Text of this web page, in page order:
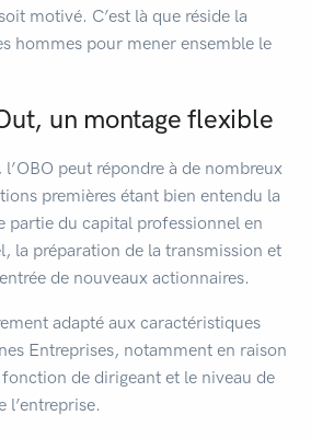
motivé. C’est là que réside la
hommes pour mener ensemble le
un montage flexible
peut répondre à de nombreux
premières étant bien entendu la
partie du capital professionnel en
la préparation de la transmission et
de nouveaux actionnaires.
adapté aux caractéristiques
Entreprises, notamment en raison
de dirigeant et le niveau de
l’entreprise.